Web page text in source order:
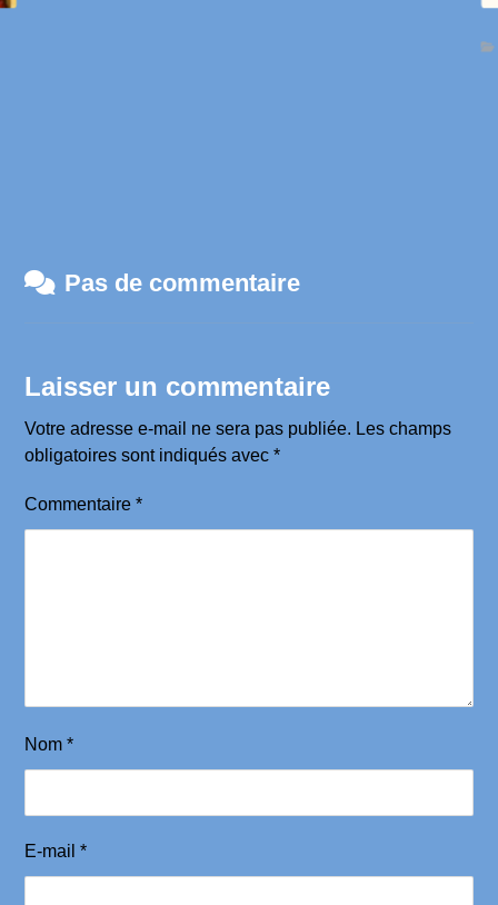
Pas de commentaire
Laisser un commentaire
Votre adresse e-mail ne sera pas publiée. Les champs
obligatoires sont indiqués avec*
Commentaire*
Nom*
E-mail*